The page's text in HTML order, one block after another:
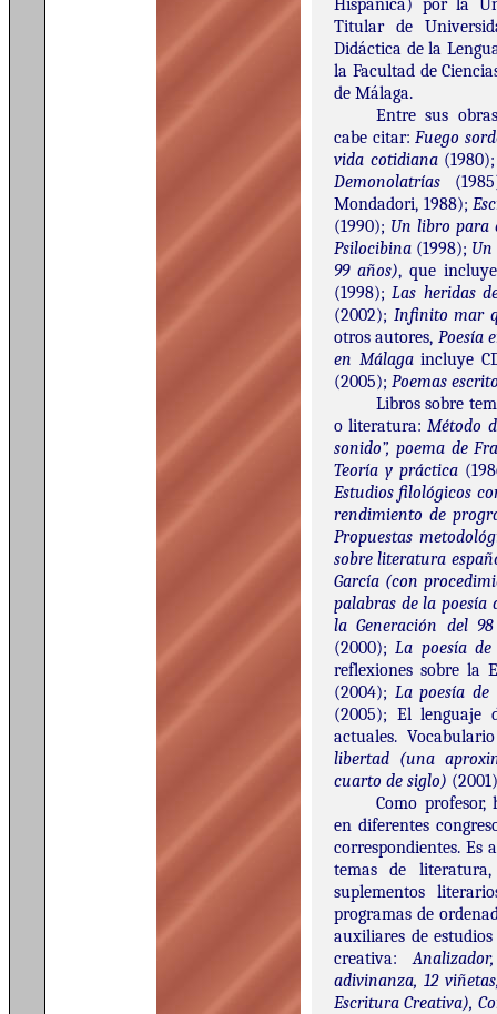
Hispánica) por la
Titular de
Didáctica de la
la Facultad de
de Málaga.
Entre sus
cabe citar:Fuego
vida cotidiana
Demonolatrías
Mondadori, 1988);
(1990); Un libro para
Psilocibina (1998); Un
99 años), que
(1998);Las heridas
(2002); Infinito mar
otros autores, Poesía
en Málagaincluye
(2005); Poemas
Libros sobre
o literatura:Método
sonido”, poema de
Teoría y práctica
Estudios filológicos
rendimiento de
Propuestas
sobre literatura
García (con
palabras de la poesía
la Generación del
(2000);La poesía
reflexiones sobre la
(2004); La poesía
(2005); El lenguaje
actuales.
libertad (una
cuarto de siglo)
Como
en diferentes
correspondientes. Es
temas de
suplementos
programas de
auxiliares de
creativa:
adivinanza, 12
Escritura Creativa),